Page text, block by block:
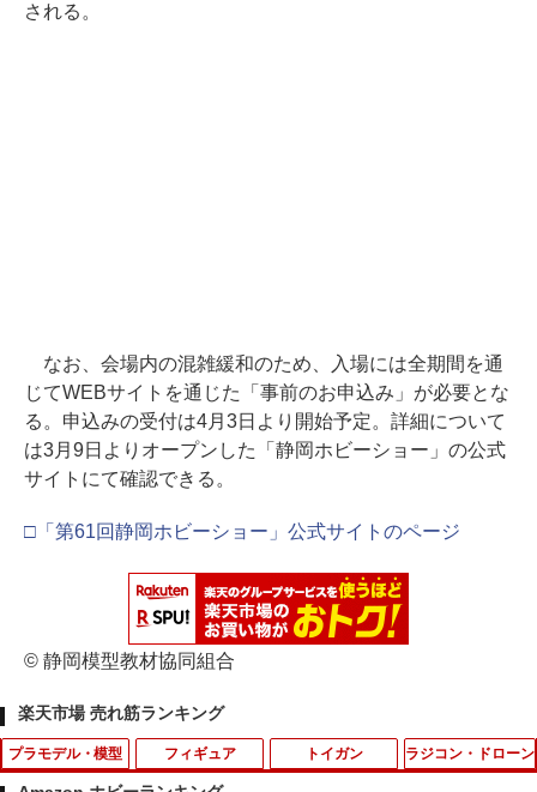
される。
なお、会場内の混雑緩和のため、入場には全期間を通
じてWEBサイトを通じた「事前のお申込み」が必要とな
る。申込みの受付は4月3日より開始予定。詳細について
は3月9日よりオープンした「静岡ホビーショー」の公式
サイトにて確認できる。
□「第61回静岡ホビーショー」公式サイトのページ
© 静岡模型教材協同組合
楽天市場 売れ筋ランキング
プラモデル・模型 フィギュア トイガン ラジコン・ドローン